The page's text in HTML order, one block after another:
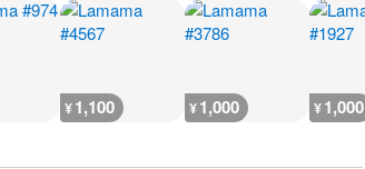
¥1,100 ¥1,000 ¥1,000